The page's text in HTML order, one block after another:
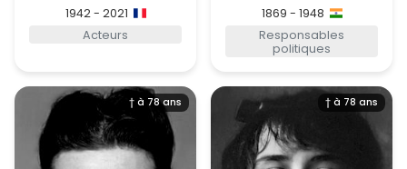
1942 - 2021
Acteurs
1869 - 1948
Responsables
politiques
† à 78 ans † à 78 ans